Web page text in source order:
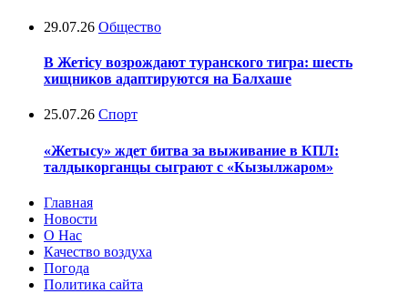
29.07.26 Общество
В Жетісу возрождают туранского тигра: шесть
хищников адаптируются на Балхаше
25.07.26 Спорт
«Жетысу» ждет битва за выживание в КПЛ:
талдыкорганцы сыграют с «Кызылжаром»
Главная
Новости
О Нас
Качество воздуха
Погода
Политика сайта